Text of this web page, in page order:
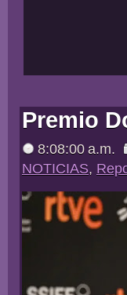
Premio
8:08:00 a.m.
NOTICIAS,